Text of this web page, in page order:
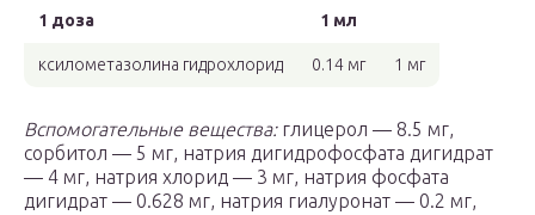
1 доза 1 мл
ксилометазолина гидрохлорид 0.14 мг 1 мг
Вспомогательные вещества: глицерол — 8.5 мг,
сорбитол — 5 мг, натрия дигидрофосфата дигидрат
— 4 мг, натрия хлорид — 3 мг, натрия фосфата
дигидрат — 0.628 мг, натрия гиалуронат — 0.2 мг,